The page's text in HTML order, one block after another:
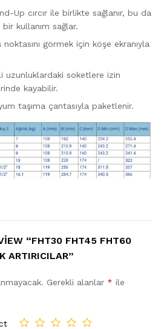
Up cırcır ile birlikte sağlanır, bu da
kullanım sağlar.
görmek için köşe ekranıyla
uzunluklardaki soketlere izin
kayabilir.
taşıma çantasıyla paketlenir.
“FHT30 FHT45 FHT60
ARTIRICILAR”
Gerekli alanlar * ile